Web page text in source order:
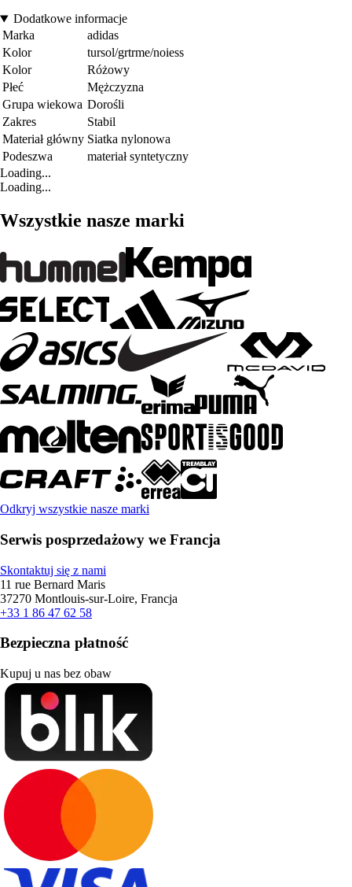
Dodatkowe informacje
Marka
adidas
Kolor
tursol/grtrme/noiess
Kolor
Różowy
Płeć
Mężczyzna
Grupa wiekowa Dorośli
Zakres
Stabil
Materiał główny Siatka nylonowa
Podeszwa
materiał syntetyczny
Loading...
Loading...
Wszystkie nasze marki
Odkryj wszystkie nasze marki
Serwis posprzedażowy we Francja
Skontaktuj się z nami
11 rue Bernard Maris
37270 Montlouis-sur-Loire, Francja
+33 1 86 47 62 58
Bezpieczna płatność
Kupuj u nas bez obaw